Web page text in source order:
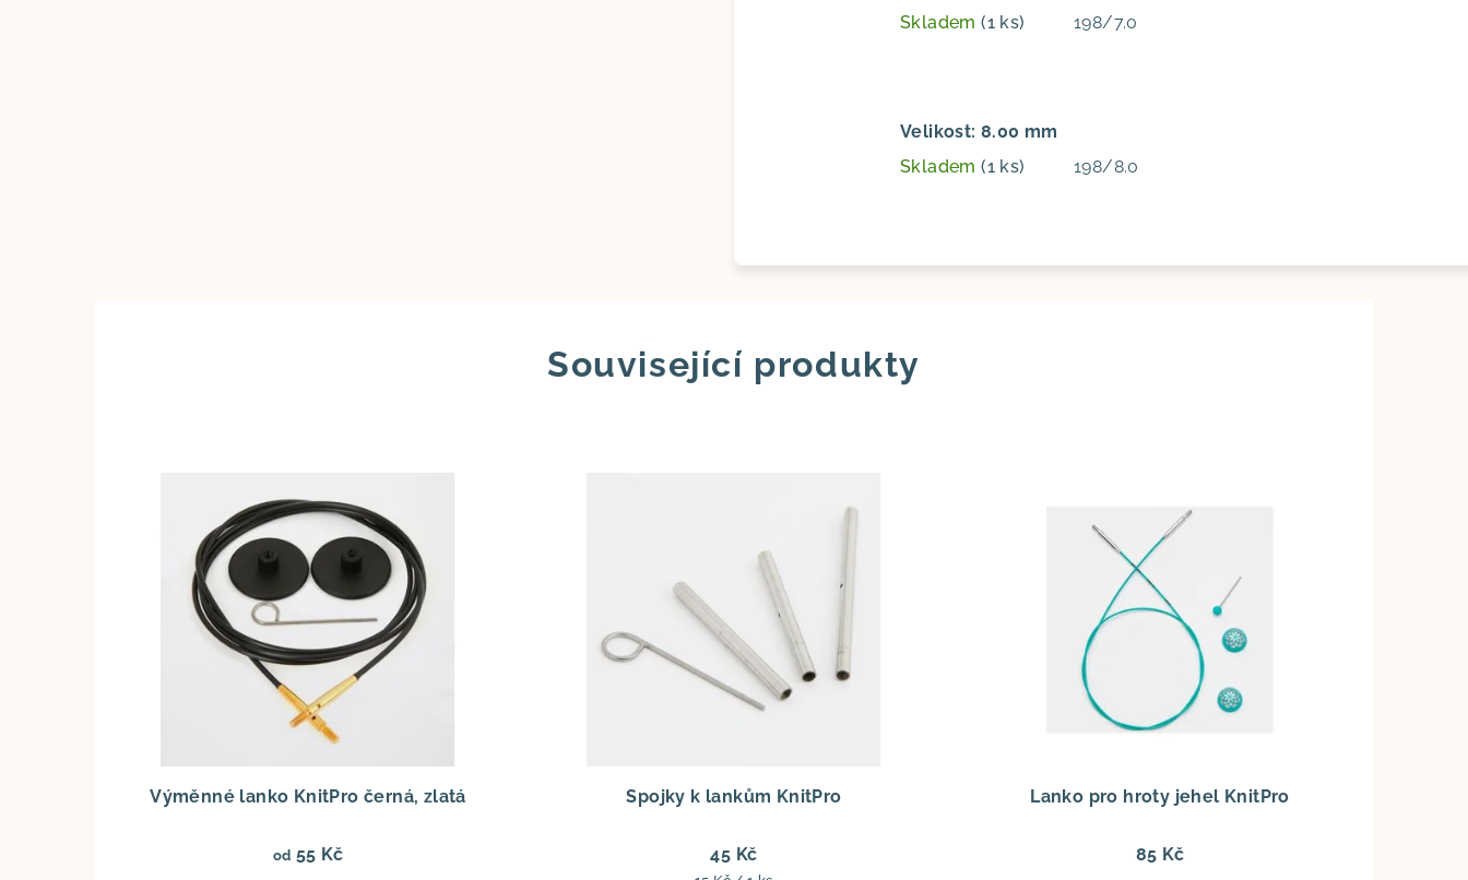
Skladem(1 ks) 198/7.0
Velikost: 8.00 mm
Skladem(1 ks) 198/8.0
Související produkty
Výměnné lanko KnitPro černá, zlatá
od 55 Kč
Spojky k lankům KnitPro
45 Kč
Lanko pro hroty jehel KnitPro
85 Kč